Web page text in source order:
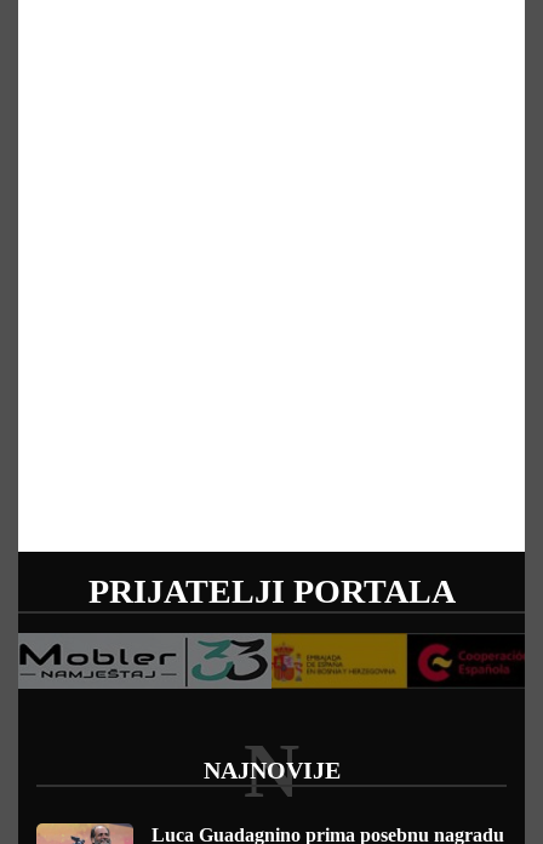
PRIJATELJI PORTALA
NAJNOVIJE
N
Luca Guadagnino prima posebnu nagradu